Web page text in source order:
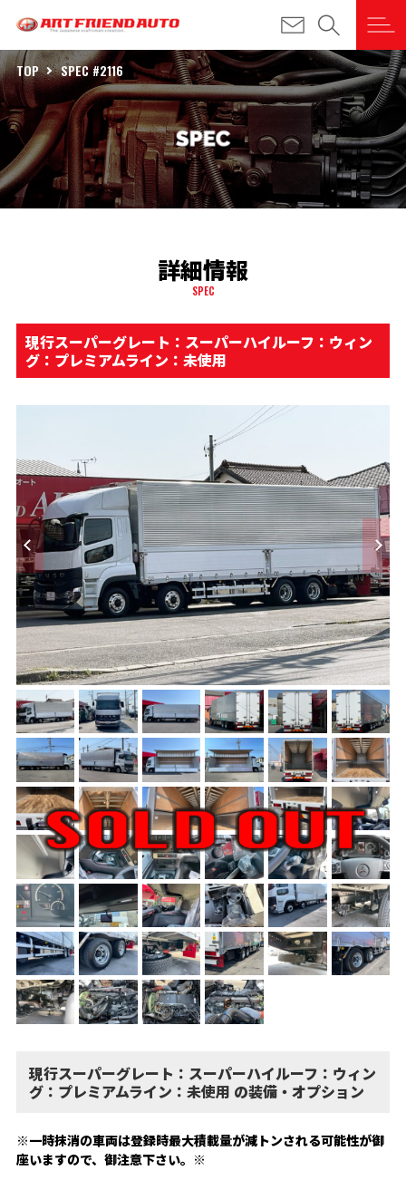
TOP SPEC #2116
詳細情報
SPEC
現行スーパーグレート：スーパーハイルーフ：ウィン
グ：プレミアムライン：未使用
現行スーパーグレート：スーパーハイルーフ：ウィン
グ：プレミアムライン：未使用 の装備・オプション
※一時抹消の車両は登録時最大積載量が減トンされる可能性が御
座いますので、御注意下さい。※